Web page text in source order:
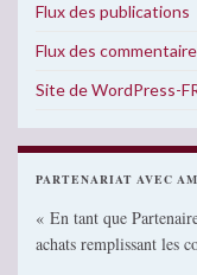
Flux des publications
Flux des
Site de WordPress-
PARTENARIAT AVEC
« En tant que
achats remplissant les